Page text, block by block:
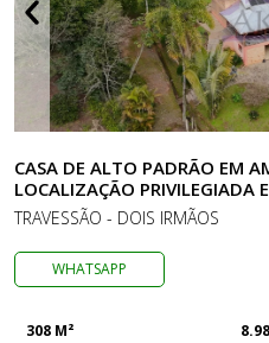
CASA DE ALTO PADRÃO EM
LOCALIZAÇÃO PRIVILEGIADA
TRAVESSÃO - DOIS IRMÃOS
WHATSAPP
308 M²